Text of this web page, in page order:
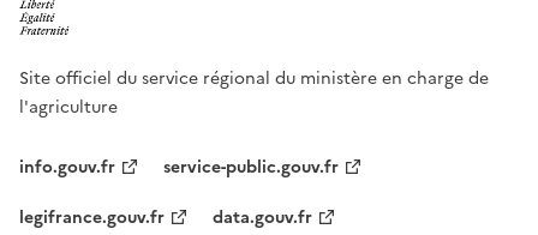
Site officiel du service régional du ministère en charge de
l'agriculture
info.gouv.fr
service-public.gouv.fr
legifrance.gouv.fr
data.gouv.fr